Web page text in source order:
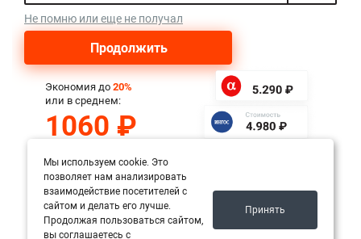
Мы используем cookie. Это
позволяет нам анализировать
взаимодействие посетителей с
сайтом и делать его лучше.
Продолжая пользоваться сайтом,
вы соглашаетесь с
Принять